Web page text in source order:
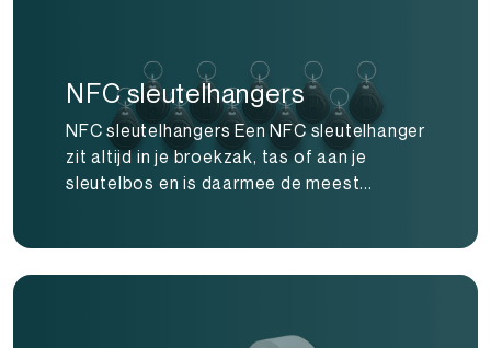
NFC sleutelhangers
NFC sleutelhangers Een NFC sleutelhanger
zit altijd in je broekzak, tas of aan je
sleutelbos en is daarmee de meest...